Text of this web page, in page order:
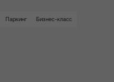
Паркинг Бизнес-класс